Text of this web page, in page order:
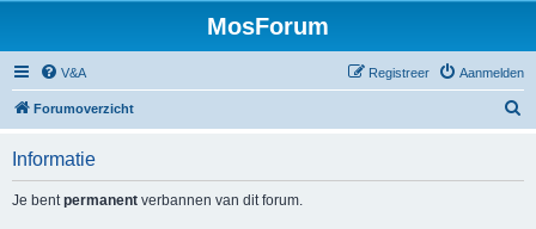
MosForum
V&A Aanmelden
Registreer
Forumoverzicht
Informatie
Je bentpermanent verbannen van dit forum.